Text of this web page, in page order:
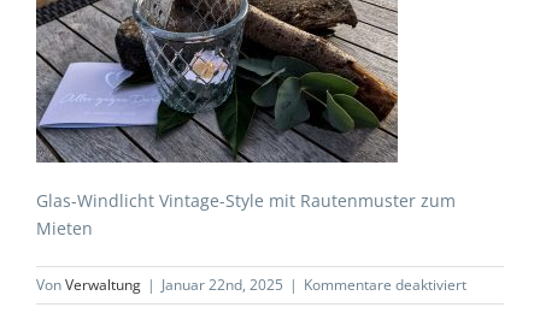
Glas-Windlicht Vintage-Style mit Rautenmuster zum
Mieten
VonVerwaltung | Januar 22nd, 2025 | Kommentare deaktiviertfür
Glas-